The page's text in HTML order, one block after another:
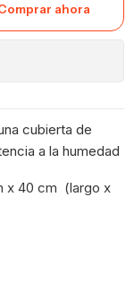
ahora
cubierta de
a la humedad
x 40 cm (largo x